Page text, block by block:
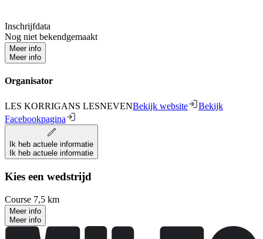
Inschrijfdata
Nog niet bekendgemaakt
Meer info
Meer info
Organisator
LES KORRIGANS LESNEVENBekijk website
Bekijk
Facebookpagina
Ik heb actuele informatie
Ik heb actuele informatie
Kies een wedstrijd
Course 7,5 km
Meer info
Meer info